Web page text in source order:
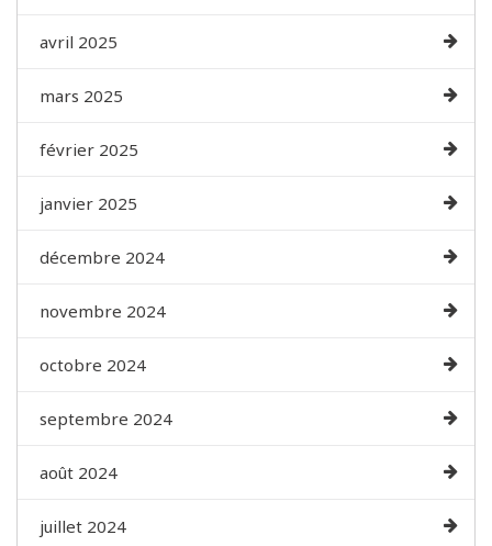
avril 2025
mars 2025
février 2025
janvier 2025
décembre 2024
novembre 2024
octobre 2024
septembre 2024
août 2024
juillet 2024